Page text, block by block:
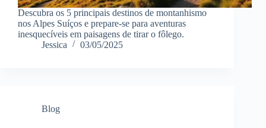
Descubra os 5 principais destinos de montanhismo
nos Alpes Suíços e prepare-se para aventuras
inesquecíveis em paisagens de tirar o fôlego.
Jessica
03/05/2025
Blog